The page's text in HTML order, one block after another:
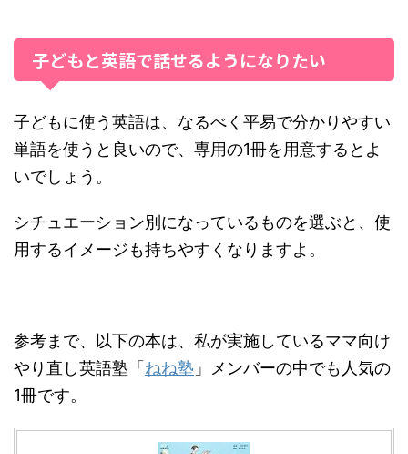
子どもと英語で話せるようになりたい
子どもに使う英語は、なるべく平易で分かりやすい
単語を使うと良いので、専用の1冊を用意するとよ
いでしょう。
シチュエーション別になっているものを選ぶと、使
用するイメージも持ちやすくなりますよ。
参考まで、以下の本は、私が実施しているママ向け
やり直し英語塾「 ねね塾 」メンバーの中でも人気の
1冊です。